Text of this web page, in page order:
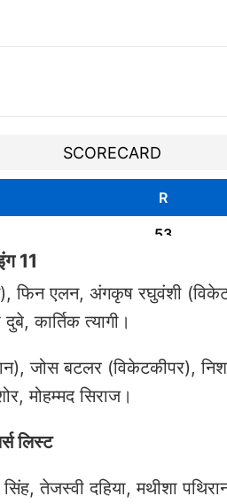
11
फिन एलन, अंगकृष रघुवंशी
कार्तिक त्यागी।
जोस बटलर (विकेटकीपर),
मोहम्मद सिराज।
लिस्ट
तेजस्वी दहिया, मथीशा